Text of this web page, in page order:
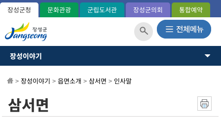
장성군청 문화관광 군립도서관 장성군의회 통합예약
장성이야기
OK 365민원
장성이야기
역사와연혁
관내지도
군민헌장
> 장성이야기 > 읍면소개 > 삼서면 > 인사말
삼서면